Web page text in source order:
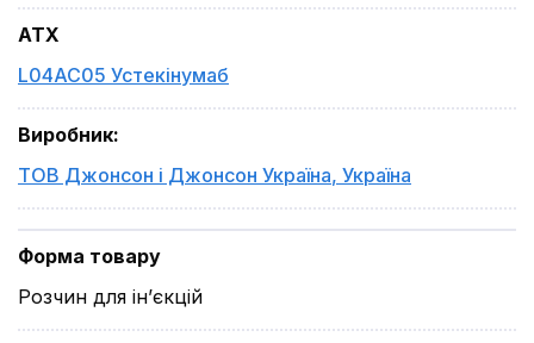
ATX
L04AC05 Устекінумаб
Виробник:
ТОВ Джонсон і Джонсон Україна, Україна
Форма товару
Розчин для ін’єкцій